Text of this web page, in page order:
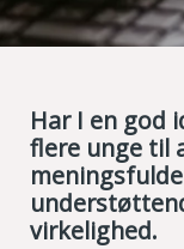
Har I en god
flere unge til
virkelighed.